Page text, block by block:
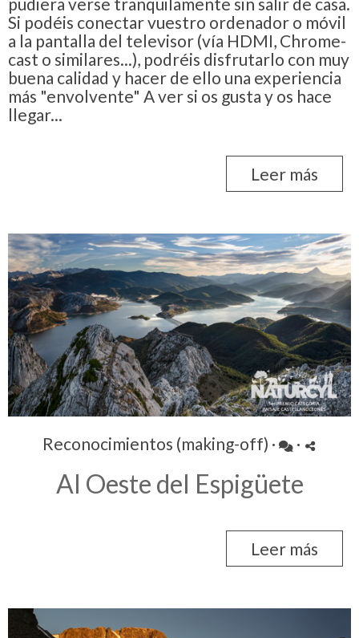
Si podéis conectar vuestro ordenador o móvil
a la pantalla del televisor (vía HDMI, Chrome-
cast o similares...), podréis disfrutarlo con muy
buena calidad y hacer de ello una experiencia
más "envolvente" A ver si os gusta y os hace
llegar...
Leer más
Reconocimientos (making-off) · ·
Al Oeste del Espigüete
Leer más